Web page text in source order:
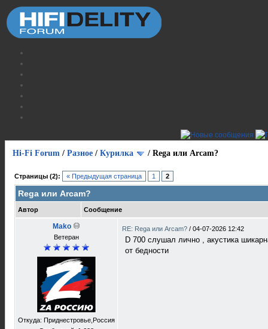
Hi-Fi Forum / Разное / Курилка / Rega или Arcam?
Страницы (2): « Предыдущая страница 1 2
Rega или Arcam?
Автор Сообщение
Mako
Ветеран
Откуда: Приднестровье,Россия
RE: Rega или Arcam? / 04-07-2026 12:42
D 700 слушал лично , акустика
от бедности